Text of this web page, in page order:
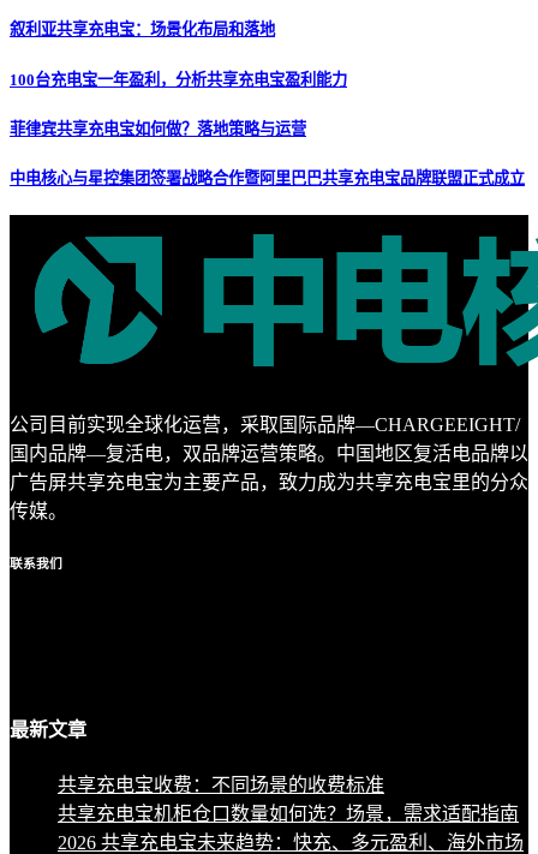
叙利亚共享充电宝：场景化布局和落地
100台充电宝一年盈利，分析共享充电宝盈利能力
菲律宾共享充电宝如何做？落地策略与运营
中电核心与星控集团签署战略合作暨阿里巴巴共享充电宝品牌联盟正式成立
公司目前实现全球化运营，采取国际品牌—CHARGEEIGHT/
国内品牌—复活电，双品牌运营策略。中国地区复活电品牌以
广告屏共享充电宝为主要产品，致力成为共享充电宝里的分众
传媒。
联系我们
最新文章
共享充电宝收费：不同场景的收费标准
共享充电宝机柜仓口数量如何选？场景，需求适配指南
2026 共享充电宝未来趋势：快充、多元盈利、海外市场